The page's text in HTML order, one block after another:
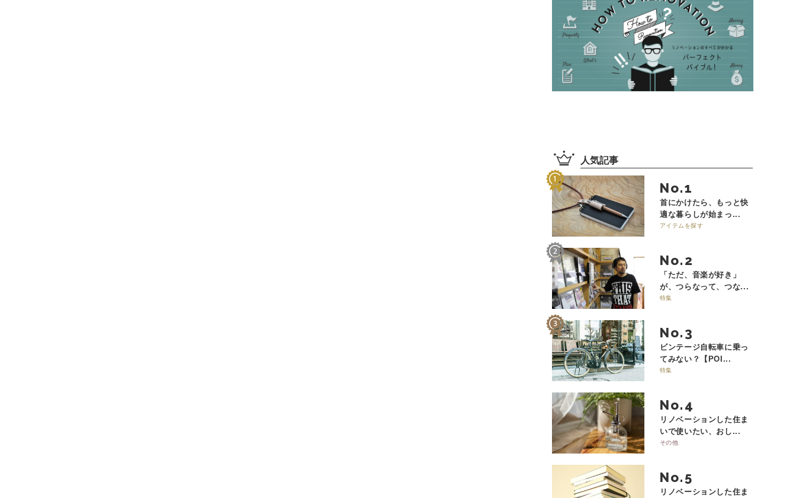
人気記事
No.
首にかけたら、もっと快
適な暮らしが始まっ...
アイテムを探す
No.
「ただ、音楽が好き」
が、つらなって、つな...
特集
No.
ビンテージ自転車に乗っ
てみない？【POI...
特集
No.
リノベーションした住ま
いで使いたい、おし...
その他
No.
リノベーションした住ま